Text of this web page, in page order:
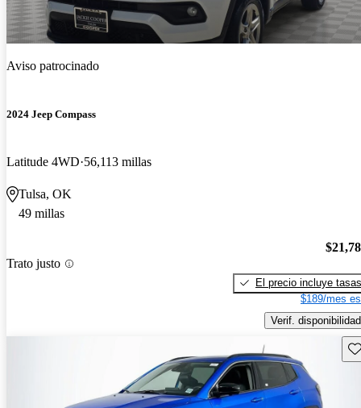
Aviso patrocinado
2024 Jeep Compass
Latitude 4WD 56,113 millas
Tulsa, OK
49 millas
Trato justo
El precio incluye tasas
$189/mes
Verif. disponibilidad